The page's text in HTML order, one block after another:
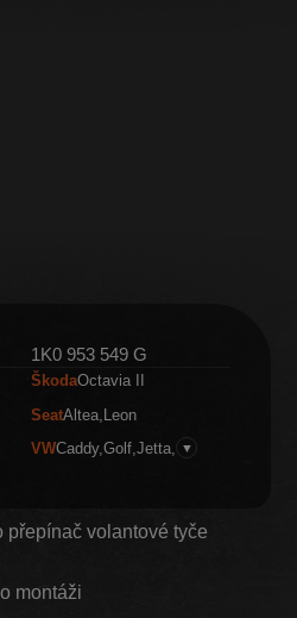
1K0 953 549 G
ŠkodaOctavia II
SeatAltea Leon
VWCaddy Golf Jetta ▼
přepínač volantové tyče
montáži